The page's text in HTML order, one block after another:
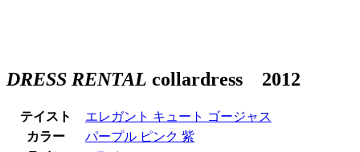
DRESS RENTAL collardress 2012
テイスト エレガント キュート ゴージャス
カラー
パープル ピンク 紫